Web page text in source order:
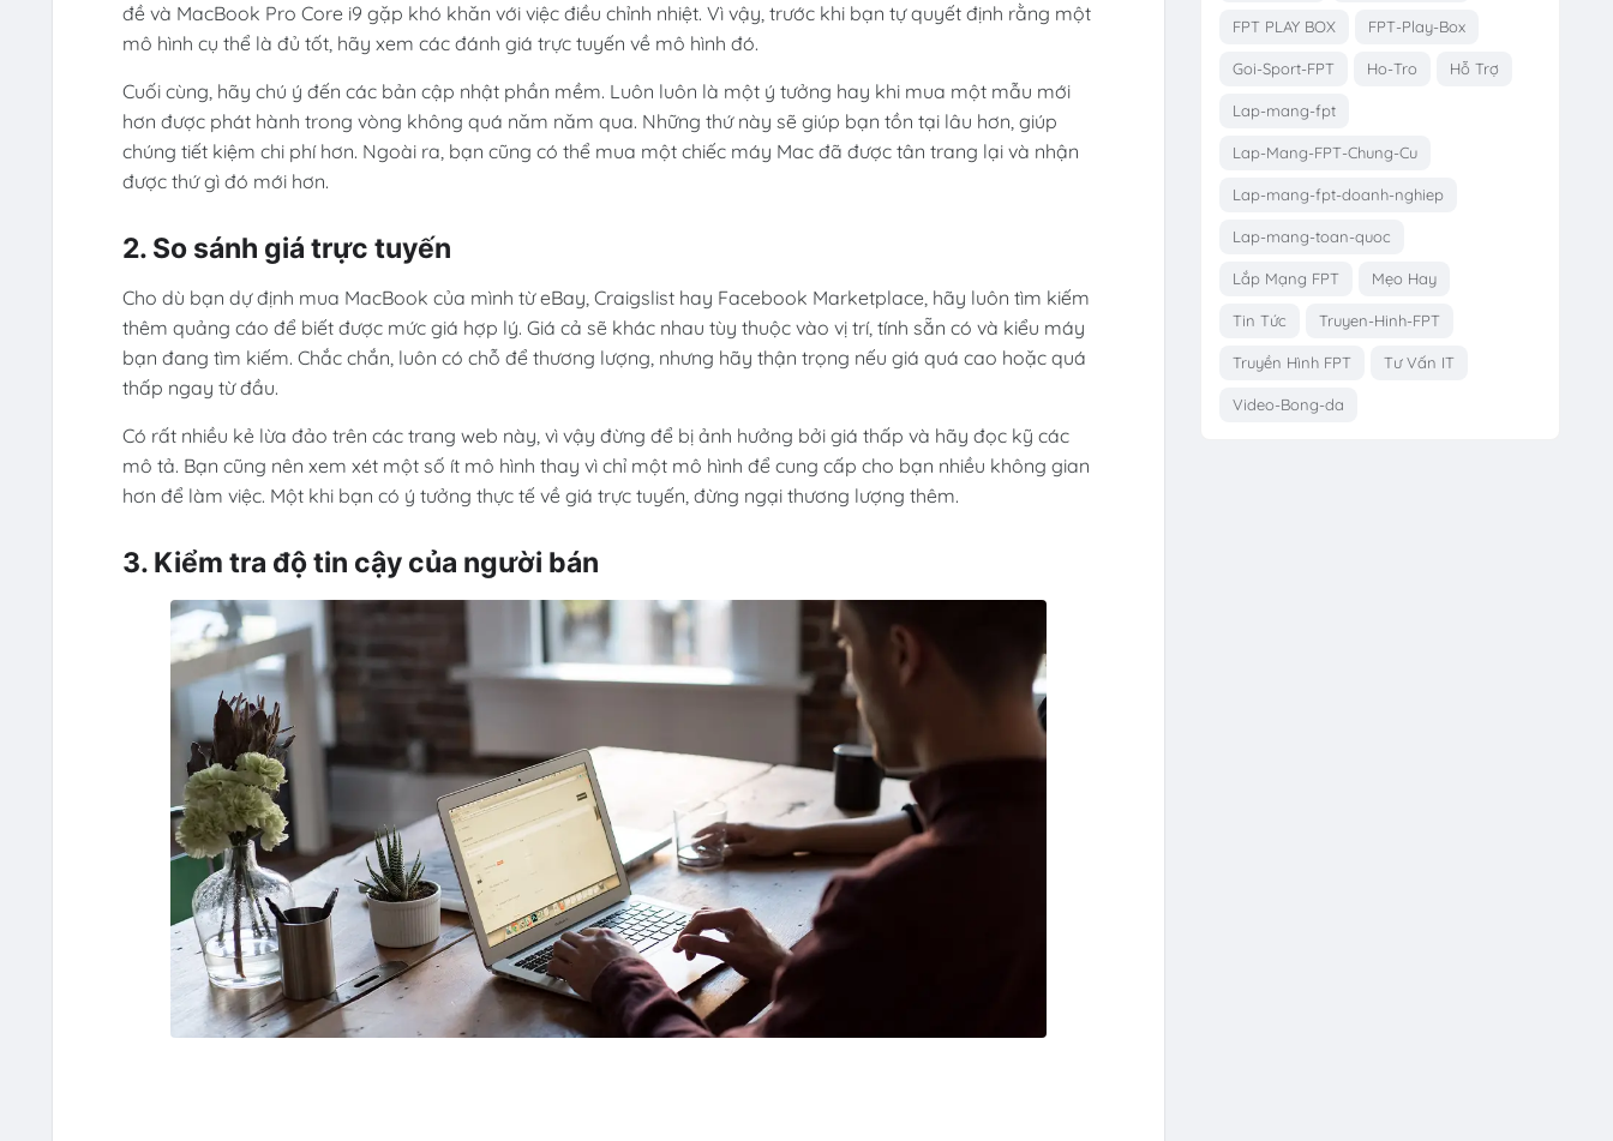
đề và MacBook Pro Core i9 gặp khó khăn với việc điều chỉnh nhiệt. Vì vậy, trước khi bạn tự quyết định rằng một
mô hình cụ thể là đủ tốt, hãy xem các đánh giá trực tuyến về mô hình đó.
Cuối cùng, hãy chú ý đến các bản cập nhật phần mềm. Luôn luôn là một ý tưởng hay khi mua một mẫu mới
hơn được phát hành trong vòng không quá năm năm qua. Những thứ này sẽ giúp bạn tồn tại lâu hơn, giúp
chúng tiết kiệm chi phí hơn. Ngoài ra, bạn cũng có thể mua một chiếc máy Mac đã được tân trang lại và nhận
được thứ gì đó mới hơn.
2. So sánh giá trực tuyến
Cho dù bạn dự định mua MacBook của mình từ eBay, Craigslist hay Facebook Marketplace, hãy luôn tìm kiếm
thêm quảng cáo để biết được mức giá hợp lý. Giá cả sẽ khác nhau tùy thuộc vào vị trí, tính sẵn có và kiểu máy
bạn đang tìm kiếm. Chắc chắn, luôn có chỗ để thương lượng, nhưng hãy thận trọng nếu giá quá cao hoặc quá
thấp ngay từ đầu.
Có rất nhiều kẻ lừa đảo trên các trang web này, vì vậy đừng để bị ảnh hưởng bởi giá thấp và hãy đọc kỹ các
mô tả. Bạn cũng nên xem xét một số ít mô hình thay vì chỉ một mô hình để cung cấp cho bạn nhiều không gian
hơn để làm việc. Một khi bạn có ý tưởng thực tế về giá trực tuyến, đừng ngại thương lượng thêm.
3. Kiểm tra độ tin cậy của người bán
FPT PLAY BOX FPT-Play-Box
Goi-Sport-FPT Ho-Tro Hỗ Trợ
Lap-mang-fpt
Lap-Mang-FPT-Chung-Cu
Lap-mang-fpt-doanh-nghiep
Lap-mang-toan-quoc
Lắp Mạng FPT Mẹo Hay
Tin Tức Truyen-Hinh-FPT
Truyền Hình FPT Tư Vấn IT
Video-Bong-da